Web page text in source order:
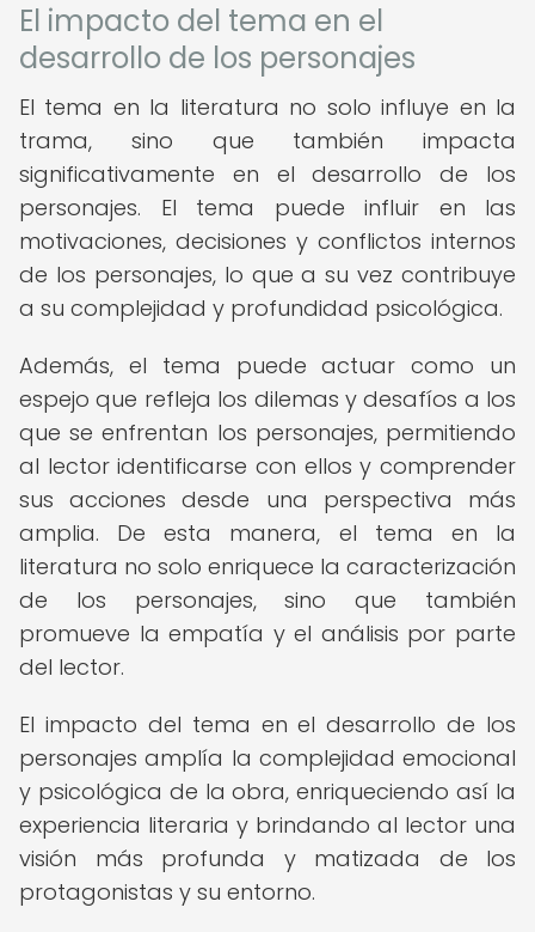
El impacto del tema en el
desarrollo de los personajes
El tema en la literatura no solo influye en la
trama, sino que también impacta
significativamente en el desarrollo de los
personajes. El tema puede influir en las
motivaciones, decisiones y conflictos internos
de los personajes, lo que a su vez contribuye
a su complejidad y profundidad psicológica.
Además, el tema puede actuar como un
espejo que refleja los dilemas y desafíos a los
que se enfrentan los personajes, permitiendo
al lector identificarse con ellos y comprender
sus acciones desde una perspectiva más
amplia. De esta manera, el tema en la
literatura no solo enriquece la caracterización
de los personajes, sino que también
promueve la empatía y el análisis por parte
del lector.
El impacto del tema en el desarrollo de los
personajes amplía la complejidad emocional
y psicológica de la obra, enriqueciendo así la
experiencia literaria y brindando al lector una
visión más profunda y matizada de los
protagonistas y su entorno.